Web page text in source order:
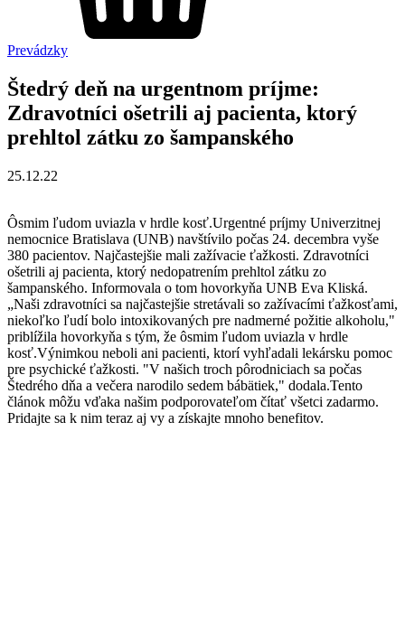
Prevádzky
Štedrý deň na urgentnom príjme:
Zdravotníci ošetrili aj pacienta, ktorý
prehltol zátku zo šampanského
25.12.22
Ôsmim ľudom uviazla v hrdle kosť.Urgentné príjmy Univerzitnej
nemocnice Bratislava (UNB) navštívilo počas 24. decembra vyše
380 pacientov. Najčastejšie mali zažívacie ťažkosti. Zdravotníci
ošetrili aj pacienta, ktorý nedopatrením prehltol zátku zo
šampanského. Informovala o tom hovorkyňa UNB Eva Kliská.
„Naši zdravotníci sa najčastejšie stretávali so zažívacími ťažkosťami,
niekoľko ľudí bolo intoxikovaných pre nadmerné požitie alkoholu,"
priblížila hovorkyňa s tým, že ôsmim ľudom uviazla v hrdle
kosť.Výnimkou neboli ani pacienti, ktorí vyhľadali lekársku pomoc
pre psychické ťažkosti. "V našich troch pôrodniciach sa počas
Štedrého dňa a večera narodilo sedem bábätiek," dodala.Tento
článok môžu vďaka našim podporovateľom čítať všetci zadarmo.
Pridajte sa k nim teraz aj vy a získajte mnoho benefitov.